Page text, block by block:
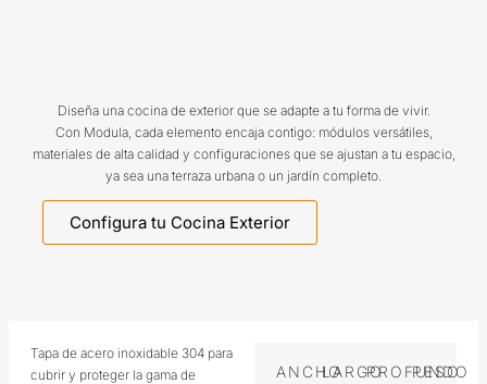
Diseña una cocina de exterior que se adapte a tu forma de vivir.
Con Modula, cada elemento encaja contigo: módulos versátiles,
materiales de alta calidad y configuraciones que se ajustan a tu espacio,
ya sea una terraza urbana o un jardín completo.
Configura tu Cocina Exterior
Tapa de acero inoxidable 304 para
cubrir y proteger la gama de
ANCHOLARGOPROFUNDO
PESO